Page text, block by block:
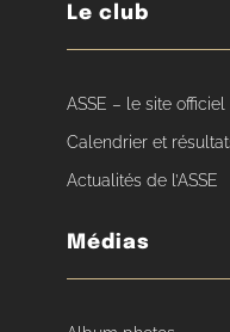
Le club
ASSE – le site officiel
Calendrier et
Actualités de l’ASSE
Médias